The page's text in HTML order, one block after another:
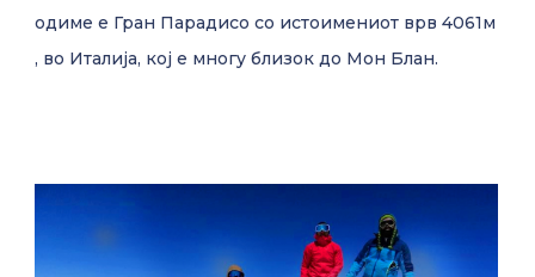
одиме е Гран Парадисо со истоимениот врв 4061м
, во Италија, кој е многу близок до Мон Блан.